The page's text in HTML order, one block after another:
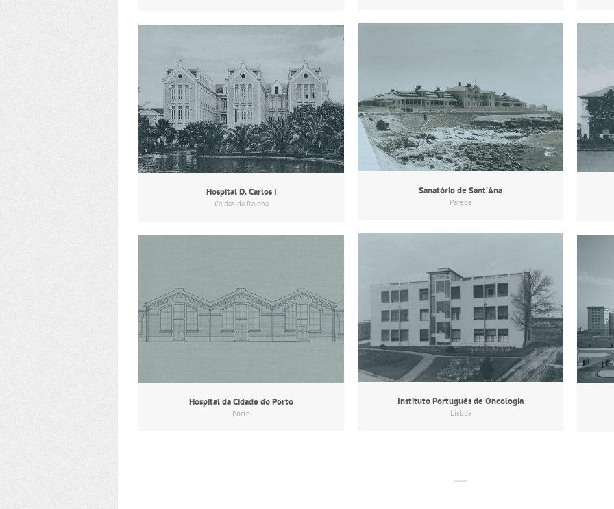
Sanatório de Sant’Ana
Parede
Hospital D. Carlos I
Caldas da Rainha
Instituto Português de Oncologia
Lisboa
Hospital da Cidade do Porto
Porto